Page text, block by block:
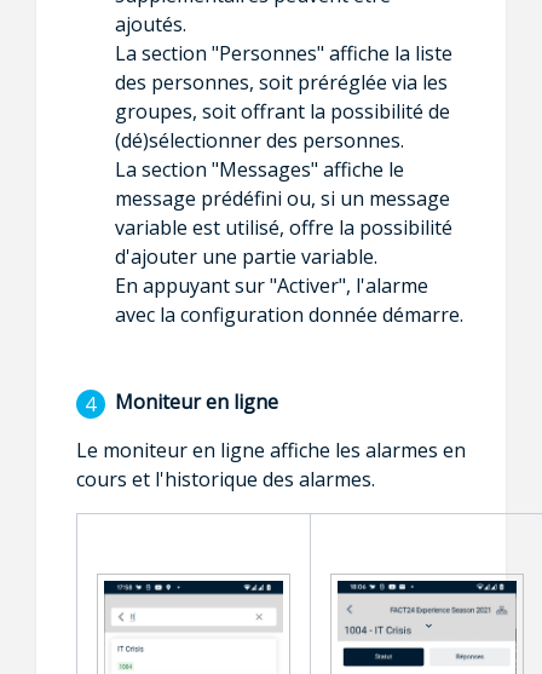
ajoutés.
La section "Personnes" affiche la liste
des personnes, soit préréglée via les
groupes, soit offrant la possibilité de
(dé)sélectionner des personnes.
La section "Messages" affiche le
message prédéfini ou, si un message
variable est utilisé, offre la possibilité
d'ajouter une partie variable.
En appuyant sur "Activer", l'alarme
avec la configuration donnée démarre.
Moniteur en ligne
Le moniteur en ligne affiche les alarmes en
cours et l'historique des alarmes.